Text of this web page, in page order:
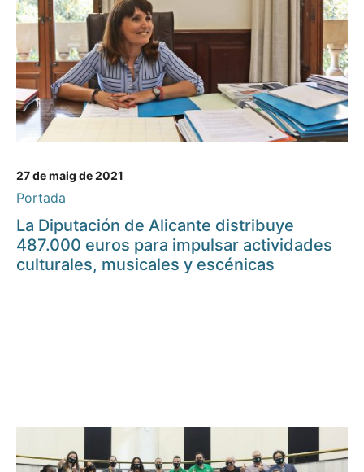
27 de maig de 2021
Portada
La Diputación de Alicante distribuye
487.000 euros para impulsar actividades
culturales, musicales y escénicas